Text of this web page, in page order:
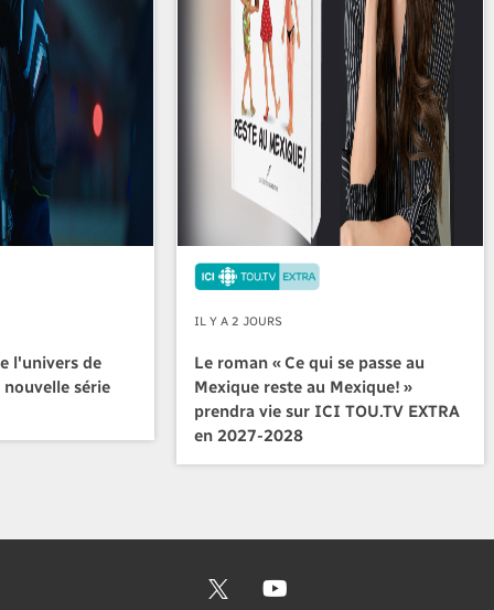
l'univers de
série
IL Y A 2 JOURS
Le roman « Ce qui se passe au
Mexique reste au Mexique! »
prendra vie sur ICI TOU.TV EXTRA
en 2027-2028